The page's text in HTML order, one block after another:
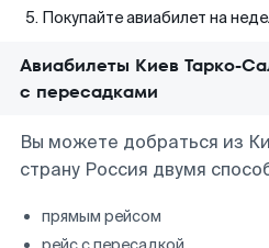
Покупайте авиабилет на
Авиабилеты Киев Тарко-
с пересадками
Вы можете добраться из
страну Россия двумя
прямым рейсом